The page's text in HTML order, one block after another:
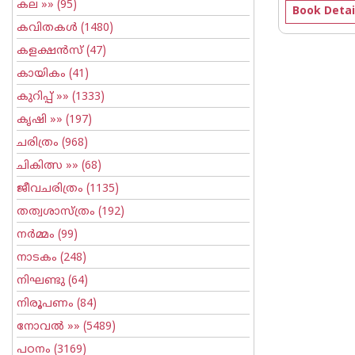
കല »» (95)
കവിതകള്‍ (1480)
കളക്ഷന്‍സ്(47)
കായികം (41)
കുറിപ്പ്‌ »» (1333)
കൃഷി »» (197)
ചരിത്രം (968)
ചികിത്സ »» (68)
ജീവചരിത്രം (1135)
തത്വശാസ്ത്രം (192)
നര്‍മ്മം (99)
നാടകം (248)
നിഘണ്ടു (64)
നിരൂപണം (84)
നോവല്‍ »» (5489)
പഠനം (3169)
Book